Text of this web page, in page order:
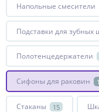
Напольные смесители
Подставки для зубных
Полотенцедержатели
Сифоны для раковин 1
Стаканы 15